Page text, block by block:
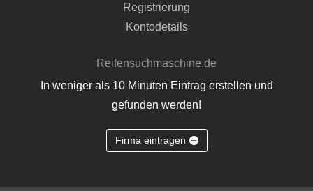
Registrierung
Kontodetails
Reifensuchmaschine.de
In weniger als 10 Minuten Eintrag erstellen und
gefunden werden!
Firma eintragen